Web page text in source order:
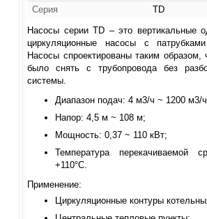
Серия
TD
Насосы серии TD – это вертикальные
циркуляционные насосы с
Насосы спроектированы таким
было снять с трубопровода без
системы.
Диапазон подач: 4 м3/ч ~ 1200 м3/
Напор: 4,5 м ~ 108 м;
Мощность: 0,37 ~ 110 кВт;
Температура перекачиваемой
+110°С.
Применение:
Циркуляционные контуры